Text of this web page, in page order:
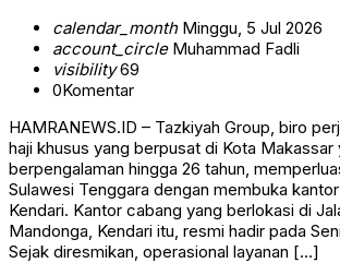
calendar_monthMinggu, 5 Jul 2026
account_circleMuhammad Fadli
visibility69
0Komentar
HAMRANEWS.ID – Tazkiyah Group, biro
haji khusus yang berpusat di Kota Makassar
berpengalaman hingga 26 tahun,
Sulawesi Tenggara dengan membuka
Kendari. Kantor cabang yang berlokasi di
Mandonga, Kendari itu, resmi hadir pada
Sejak diresmikan, operasional layanan […]